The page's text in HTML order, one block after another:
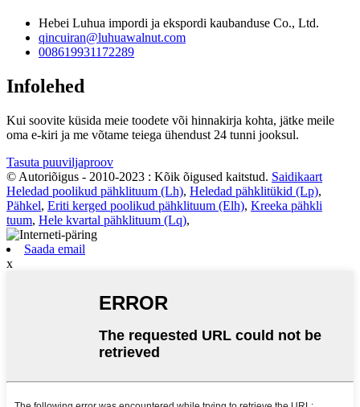
Hebei Luhua impordi ja ekspordi kaubanduse Co., Ltd.
qincuiran@luhuawalnut.com
008619931172289
Infolehed
Kui soovite küsida meie toodete või hinnakirja kohta, jätke meile
oma e-kiri ja me võtame teiega ühendust 24 tunni jooksul.
Tasuta puuviljaproov
© Autoriõigus - 2010-2023 : Kõik õigused kaitstud. Saidikaart
Heledad poolikud pähklituum (Lh), Heledad pähklitükid (Lp),
Pähkel, Eriti kerged poolikud pähklituum (Elh), Kreeka pähkli
tuum, Hele kvartal pähklituum (Lq),
Saada email
x